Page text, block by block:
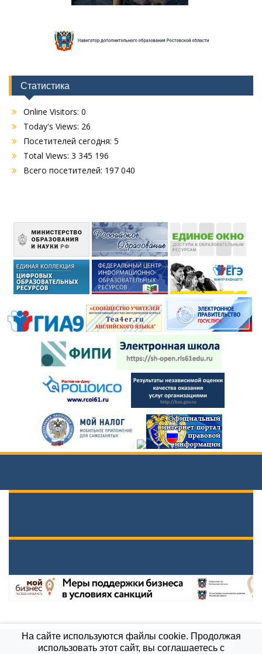
Статистика
Online Visitors: 0
Today's Views: 26
Посетителей сегодня: 5
Total Views: 3 345 196
Всего посетителей: 197 040
Новости
Документы вышестоящих организаций
На сайте используются файлы cookie. Продолжая
использовать этот сайт, вы соглашаетесь с